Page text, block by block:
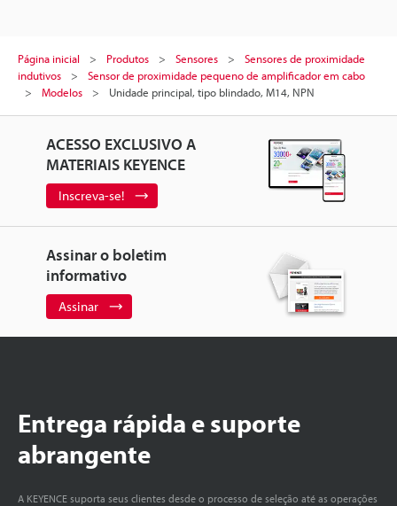
Página inicial Produtos Sensores
Sensores de proximidade
indutivos
Sensor de proximidade pequeno de amplificador em cabo
Modelos
Unidade principal, tipo blindado, M14, NPN
ACESSO EXCLUSIVO A
MATERIAIS KEYENCE
Inscreva-se!
Assinar o boletim
informativo
Assinar
Entrega rápida e suporte
abrangente
A KEYENCE suporta seus clientes desde o processo de seleção até as operações